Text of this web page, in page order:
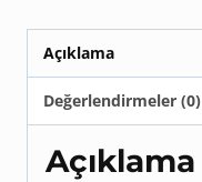
Açıklama
Değerlendirmeler (0)
Açıklama